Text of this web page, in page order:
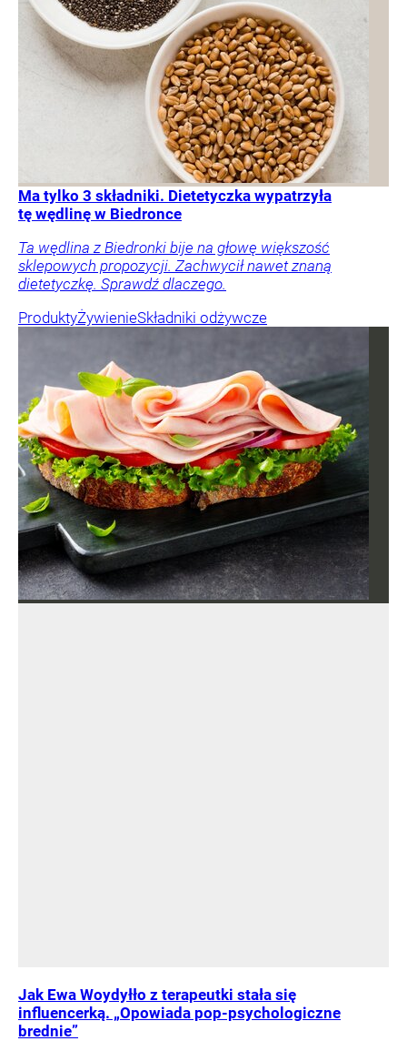
Ma tylko 3 składniki. Dietetyczka wypatrzyła
tę wędlinę w Biedronce
Ta wędlina z Biedronki bije na głowę większość
sklepowych propozycji. Zachwycił nawet znaną
dietetyczkę. Sprawdź dlaczego.
ProduktyŻywienieSkładniki odżywcze
Jak Ewa Woydyłło z terapeutki stała się
influencerką. „Opowiada pop-psychologiczne
brednie”